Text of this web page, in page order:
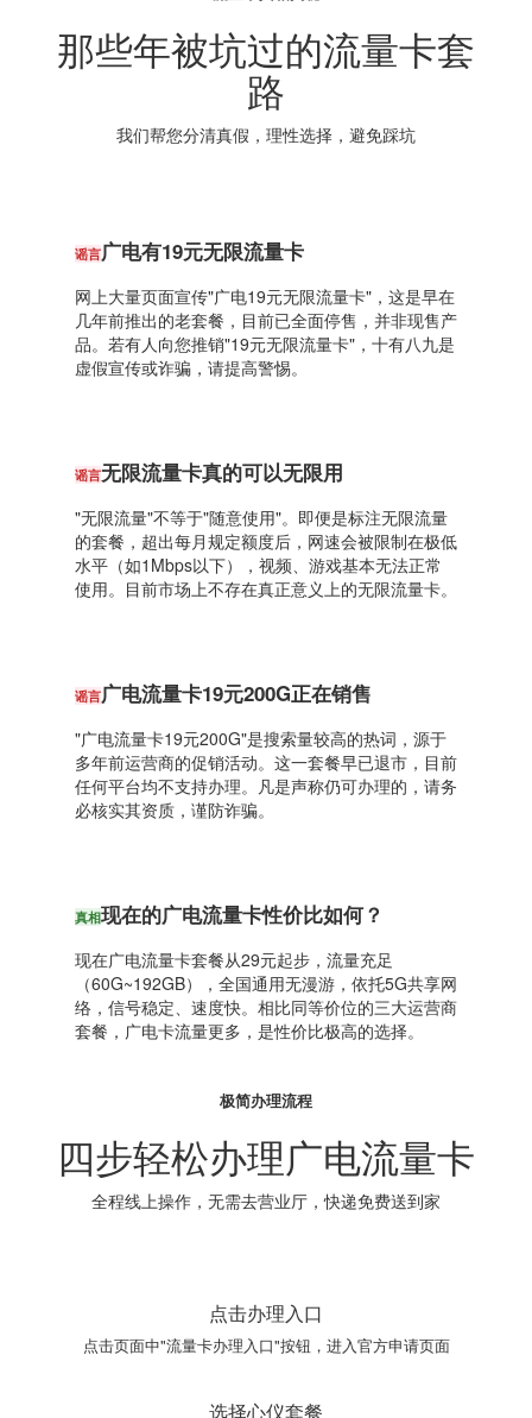
那些年被坑过的流量卡套
路
我们帮您分清真假，理性选择，避免踩坑
谣言广电有19元无限流量卡
网上大量页面宣传"广电19元无限流量卡"，这是早在
几年前推出的老套餐，目前已全面停售，并非现售产
品。若有人向您推销"19元无限流量卡"，十有八九是
虚假宣传或诈骗，请提高警惕。
谣言无限流量卡真的可以无限用
"无限流量"不等于"随意使用"。即便是标注无限流量
的套餐，超出每月规定额度后，网速会被限制在极低
水平（如1Mbps以下），视频、游戏基本无法正常
使用。目前市场上不存在真正意义上的无限流量卡。
谣言广电流量卡19元200G正在销售
"广电流量卡19元200G"是搜索量较高的热词，源于
多年前运营商的促销活动。这一套餐早已退市，目前
任何平台均不支持办理。凡是声称仍可办理的，请务
必核实其资质，谨防诈骗。
真相现在的广电流量卡性价比如何？
现在广电流量卡套餐从29元起步，流量充足
（60G~192GB），全国通用无漫游，依托5G共享网
络，信号稳定、速度快。相比同等价位的三大运营商
套餐，广电卡流量更多，是性价比极高的选择。
极简办理流程
四步轻松办理广电流量卡
全程线上操作，无需去营业厅，快递免费送到家
点击办理入口
点击页面中"流量卡办理入口"按钮，进入官方申请页面
选择心仪套餐